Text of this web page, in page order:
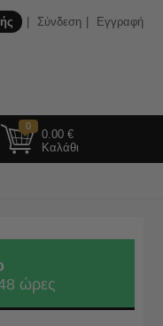
Σύνδεση Εγγραφή
0
0.00 €
Καλάθι
ώρες